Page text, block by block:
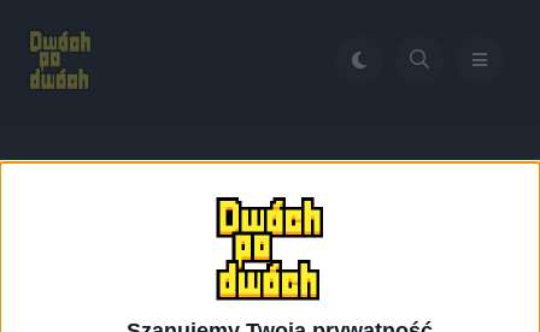
Steam Controller
Steam Controller